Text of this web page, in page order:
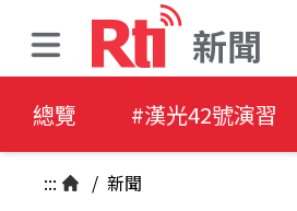
新聞
總覽 #漢光42號演習
::: / 新聞